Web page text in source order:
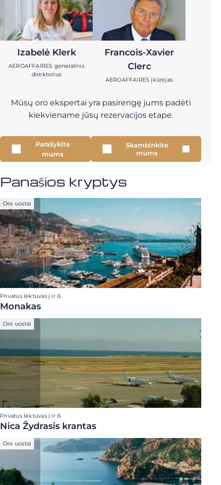
Izabelė Klerk
AEROAFFAIRES generalinis
direktorius
Francois-Xavier
Clerc
AEROAFFAIRES įkūrėjas
Mūsų oro ekspertai yra pasirengę jums padėti
kiekviename jūsų rezervacijos etape.
Parašykite
mums
Skambinkite
mums
Panašios kryptys
Oro uostai
Privatus lėktuvas į ir iš
Monakas
Oro uostai
Privatus lėktuvas į ir iš
Nica Žydrasis krantas
Oro uostai